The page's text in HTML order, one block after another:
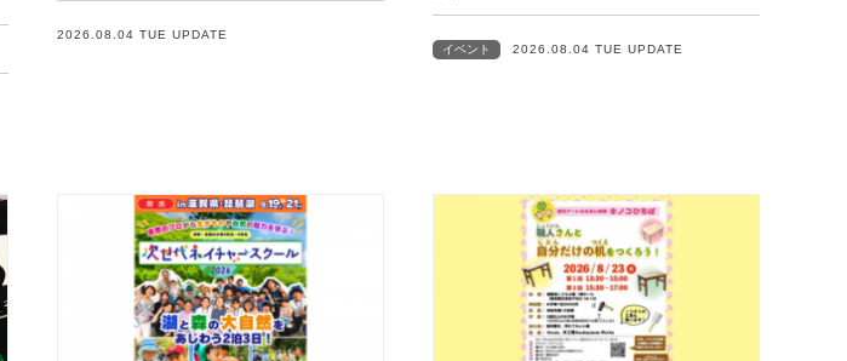
2026.08.04 TUE UPDATE
イベント 2026.08.04 TUE UPDATE